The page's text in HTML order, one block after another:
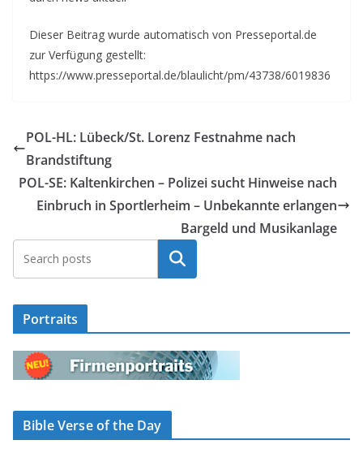
Dieser Beitrag wurde automatisch von Presseportal.de
zur Verfügung gestellt:
https://www.presseportal.de/blaulicht/pm/43738/6019836
POL-HL: Lübeck/St. Lorenz Festnahme nach
Brandstiftung
POL-SE: Kaltenkirchen – Polizei sucht Hinweise nach
Einbruch in Sportlerheim – Unbekannte erlangen
Bargeld und Musikanlage
Suchen
Portraits
Bible Verse of the Day